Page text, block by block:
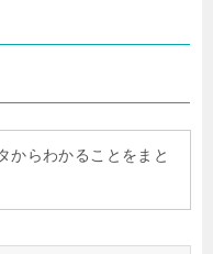
からわかることをまと